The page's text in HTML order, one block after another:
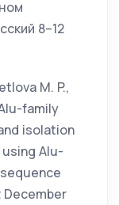
8–12
M. P.,
family
isolation
Alu-
December